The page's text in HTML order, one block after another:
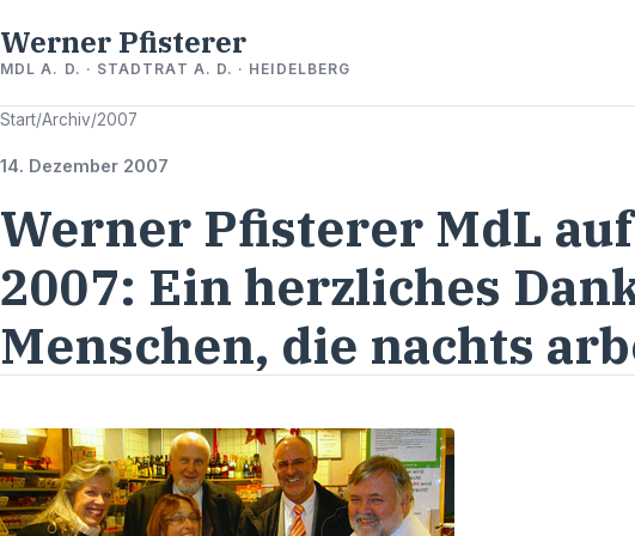
Werner Pfisterer
MDL A. D. · STADTRAT A. D. · HEIDELBERG
Start/Archiv/2007
14. Dezember 2007
Werner Pfisterer MdL
2007: Ein herzliches
Menschen, die nachts